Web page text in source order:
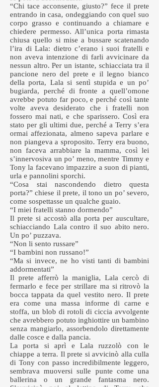
“Chi tace acconsente, giusto?” fece il prete
entrando in casa, ondeggiando con quel suo
corpo grasso e continuando a chiamare e
chiedere permesso. All’unica porta rimasta
chiusa quello si mise a bussare scatenando
l’ira di Lala: dietro c’erano i suoi fratelli e
non aveva intenzione di farli avvicinare da
nessun altro. Per un istante, schiacciata tra il
pancione nero del prete e il legno bianco
della porta, Lala si sentì stupida e un po’
bugiarda, perché di fronte a quell’omone
avrebbe potuto far poco, e perché così tante
volte aveva desiderato che i fratelli non
fossero mai nati, e che sparissero. Così era
stato per gli ultimi due, perché a Terry s’era
ormai affezionata, almeno sapeva parlare e
non piangeva a sproposito. Terry era buono,
non faceva arrabbiare la mamma, così lei
s’innervosiva un po’ meno, mentre Timmy e
Tony la facevano impazzire a suon di pianti,
urla e pannolini sporchi.
“Cosa stai nascondendo dietro questa
porta?” chiese il prete, il tono un po’ severo,
come sospettasse un qualche guaio.
“I miei fratelli stanno dormendo”
Il prete si accostò alla porta per auscultare,
schiacciando Lala contro il suo abito nero.
Un po’ puzzava.
“Non li sento russare”
“I bambini non russano!”
“Ma si invece, ne ho visti tanti di bambini
addormentati”
Il prete afferrò la maniglia, Lala cercò di
fermarlo e fece per strillare ma si ritrovò la
bocca tappata da quel vestito nero. Il prete
era come una massa informe di carne e
stoffa, un blob di rotoli di ciccia avvolgente
che avrebbero potuto inghiottire un bambino
senza mangiarlo, assorbendolo direttamente
dalle cosce e dalla pancia.
La porta si aprì e Lala ruzzolò con le
chiappe a terra. Il prete si avvicinò alla culla
di Tony con passo incredibilmente leggero,
sembrava muoversi sulle punte come una
ballerina o un grande fantasma nero.